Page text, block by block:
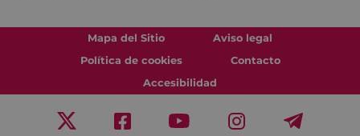
Mapa del Sitio
Aviso legal
Política de cookies
Contacto
Accesibilidad